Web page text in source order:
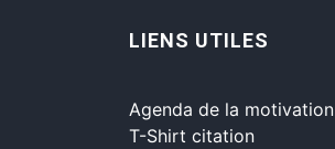
LIENS UTILES
Agenda de la motivation
T-Shirt citation